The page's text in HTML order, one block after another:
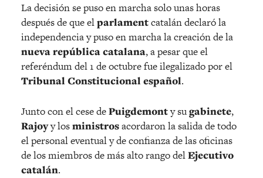
La decisión se puso en marcha solo unas horas
después de que elparlamentcatalán declaró la
independencia y puso en marcha la creación de la
nueva república catalana, a pesar que el
referéndum del 1 de octubre fue ilegalizado por el
Tribunal Constitucional español.
Junto con el cese dePuigdemonty sugabinete,
Rajoyy losministrosacordaron la salida de todo
el personal eventual y de confianza de las oficinas
de los miembros de más alto rango delEjecutivo
catalán.